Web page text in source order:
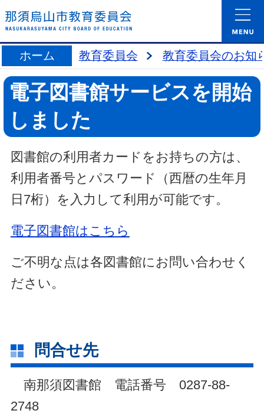
ホーム 教育委員会 教育委員会のお知
電子図書館サービスを開始
しました
図書館の利用者カードをお持ちの方は、
利用者番号とパスワード（西暦の生年月
日7桁）を入力して利用が可能です。
電子図書館はこちら
ご不明な点は各図書館にお問い合わせく
ださい。
問合せ先
南那須図書館 電話番号 0287-88-
2748